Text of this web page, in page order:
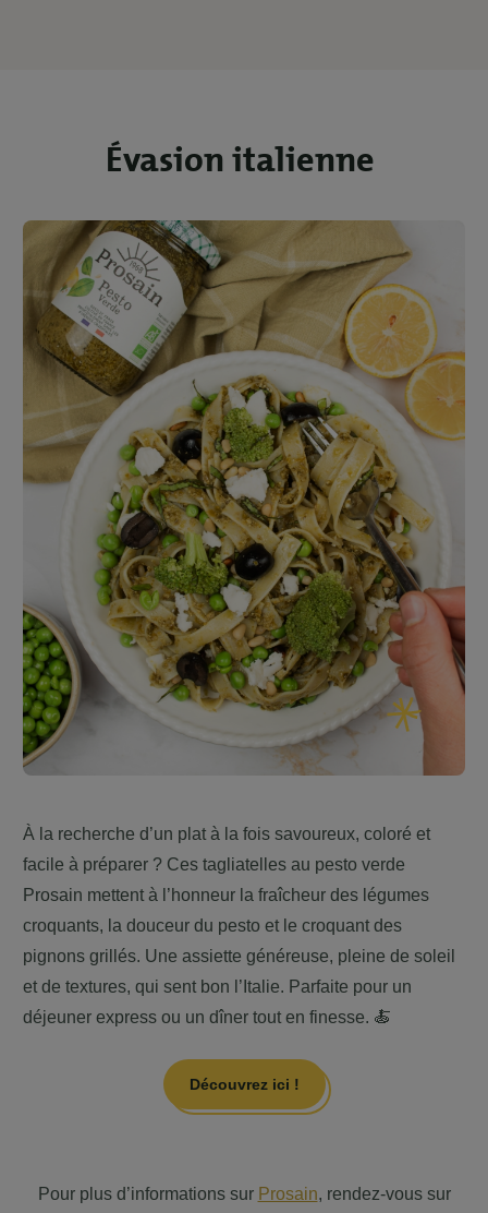
Évasion italienne
À la recherche d’un plat à la fois savoureux, coloré et
facile à préparer ? Ces tagliatelles au pesto verde
Prosain mettent à l’honneur la fraîcheur des légumes
croquants, la douceur du pesto et le croquant des
pignons grillés. Une assiette généreuse, pleine de soleil
et de textures, qui sent bon l’Italie. Parfaite pour un
déjeuner express ou un dîner tout en finesse. 🍝
Découvrez ici !
Pour plus d’informations sur Prosain, rendez-vous sur